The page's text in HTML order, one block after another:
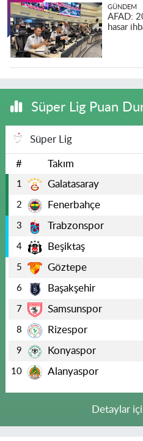
GÜNDEM
AFAD:
hasar
Süper Lig Puan
Süper Lig
# Takım
1 Galatasaray
2 Fenerbahçe
3 Trabzonspor
4 Beşiktaş
5 Göztepe
6 Başakşehir
7 Samsunspor
8 Rizespor
9 Konyaspor
10 Alanyaspor
Detaylar